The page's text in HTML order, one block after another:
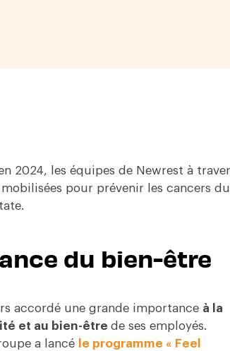
2024, les équipes de Newrest à
mobilisées pour prévenir les cancers du
du bien-être
accordé une grande importance à la
et au bien-être de ses employés.
a lancé
le programme « Feel